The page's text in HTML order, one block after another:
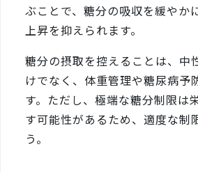
ぶことで、糖分の吸収を緩やか
上昇を抑えられます。
糖分の摂取を控えることは、中
けでなく、体重管理や糖尿病予
す。ただし、極端な糖分制限は
す可能性があるため、適度な制
う。